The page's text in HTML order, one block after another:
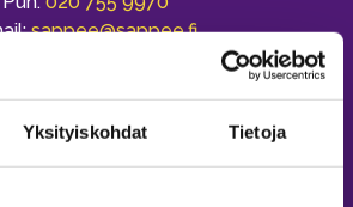
Yksityiskohdat Tietoja
sappee@sappee.fi